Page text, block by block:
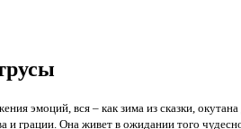
эмоций, вся – как зима из сказки,
Она живет в ожидании того